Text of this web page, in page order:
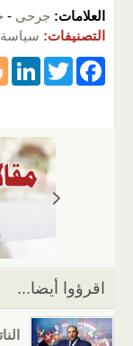
العلامات: جرحى -
التصنيفات: سياسة
F
k
T
er
اقرؤوا أيضا...